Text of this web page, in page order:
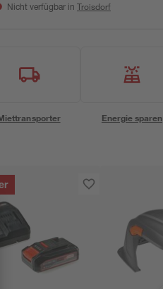
Nicht verfügbar in Troisdorf
Energie sparen